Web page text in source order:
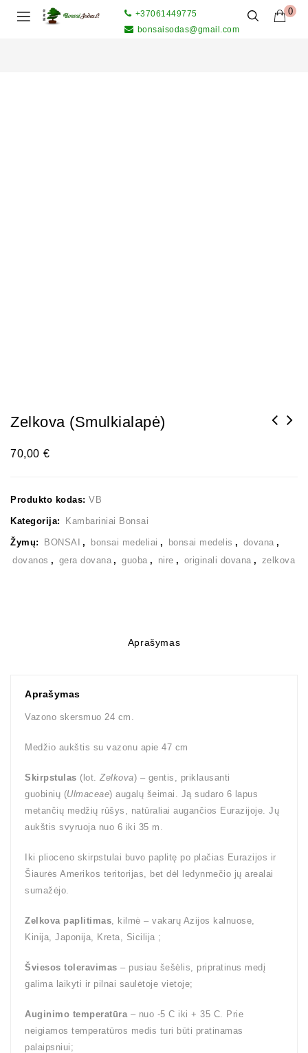
0
+37061449775
bonsaisodas@gmail.com
Zelkova (smulkialapė)
70,00 €
Produkto kodas: VB
Kategorija: Kambariniai Bonsai
Žymų: BONSAI , bonsai medeliai , bonsai medelis , dovana ,
dovanos , gera dovana , guoba , nire , originali dovana , zelkova
Aprašymas
Aprašymas
Vazono skersmuo 24 cm.
Medžio aukštis su vazonu apie 47 cm
Skirpstulas (lot. Zelkova) – gentis, priklausanti
guobinių (Ulmaceae) augalų šeimai. Ją sudaro 6 lapus
metančių medžių rūšys, natūraliai augančios Eurazijoje. Jų
aukštis svyruoja nuo 6 iki 35 m.
Iki plioceno skirpstulai buvo paplitę po plačias Eurazijos ir
Šiaurės Amerikos teritorijas, bet dėl ledynmečio jų arealai
sumažėjo.
Zelkova paplitimas, kilmė – vakarų Azijos kalnuose,
Kinija, Japonija, Kreta, Sicilija ;
Šviesos toleravimas – pusiau šešėlis, pripratinus medį
galima laikyti ir pilnai saulėtoje vietoje;
Auginimo temperatūra– nuo -5 C iki + 35 C. Prie
neigiamos temperatūros medis turi būti pratinamas
palaipsniui;